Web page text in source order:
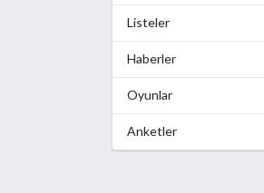
Listeler
Haberler
Oyunlar
Anketler